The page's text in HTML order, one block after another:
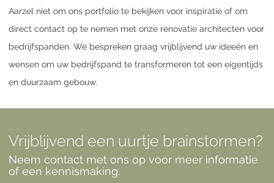
Aarzel niet om ons portfolio te bekijken voor inspiratie of om
direct contact op te nemen met onze renovatie architecten voor
bedrijfspanden. We bespreken graag vrijblijvend uw ideeën en
wensen om uw bedrijfspand te transformeren tot een eigentijds
en duurzaam gebouw.
Vrijblijvend een uurtje brainstormen?
Neem contact met ons op voor meer informatie
of een kennismaking.